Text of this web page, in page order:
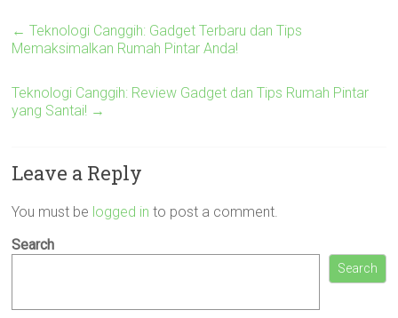
← Teknologi Canggih: Gadget Terbaru dan Tips
Memaksimalkan Rumah Pintar Anda!
Teknologi Canggih: Review Gadget dan Tips Rumah Pintar
yang Santai! →
Leave a Reply
You must be logged in to post a comment.
Search
Search